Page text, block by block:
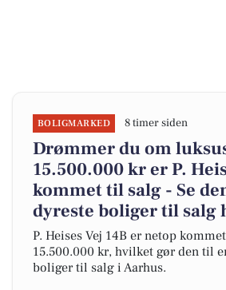
BOLIGMARKED 8 timer siden
Drømmer du om
15.500.000 kr er P.
kommet til salg - Se
dyreste boliger til salg
P. Heises Vej 14B er netop
15.500.000 kr, hvilket gør den til
boliger til salg i Aarhus.